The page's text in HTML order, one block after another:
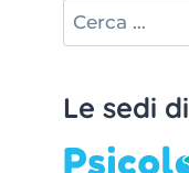
Ricerca
per:
Le sedi di